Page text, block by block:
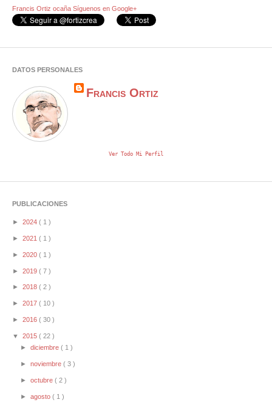
Francis Ortiz ocaña Síguenos en Google+
DATOS PERSONALES
Francis Ortiz
Ver Todo Mi Perfil
PUBLICACIONES
► 2024 ( 1 )
► 2021 ( 1 )
► 2020 ( 1 )
► 2019 ( 7 )
► 2018 ( 2 )
► 2017 ( 10 )
► 2016 ( 30 )
▼ 2015 ( 22 )
►diciembre( 1 )
►noviembre( 3 )
►octubre( 2 )
►agosto( 1 )